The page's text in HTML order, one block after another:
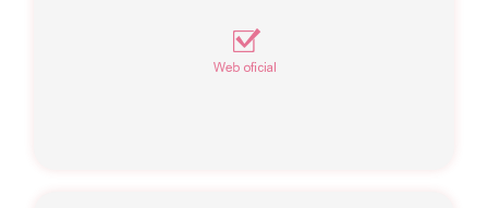
compatibiliza automáticamente como un
complemento obligatorio.